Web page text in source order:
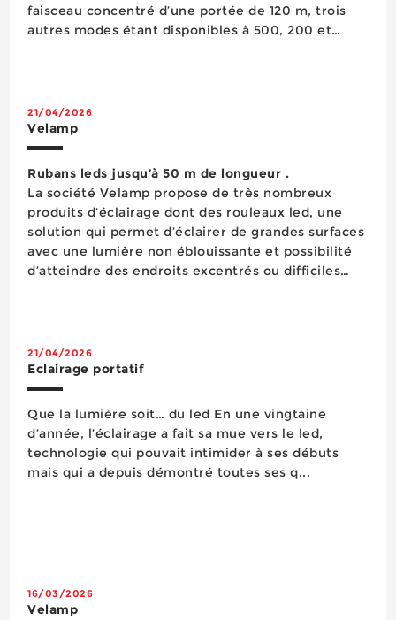
faisceau concentré d’une portée de 120 m, trois
autres modes étant disponibles à 500, 200 et
21/04/2026
Velamp
Rubans leds jusqu’à 50 m de longueur .
La société Velamp propose de très nombreux
produits d’éclairage dont des rouleaux led, une
solution qui permet d’éclairer de grandes surfaces
avec une lumière non éblouissante et possibilité
d’atteindre des endroits excentrés ou difficiles
21/04/2026
Eclairage portatif
Que la lumière soit… du led En une vingtaine
d’année, l’éclairage a fait sa mue vers le led,
technologie qui pouvait intimider à ses débuts
mais qui a depuis démontré toutes ses q...
16/03/2026
Velamp